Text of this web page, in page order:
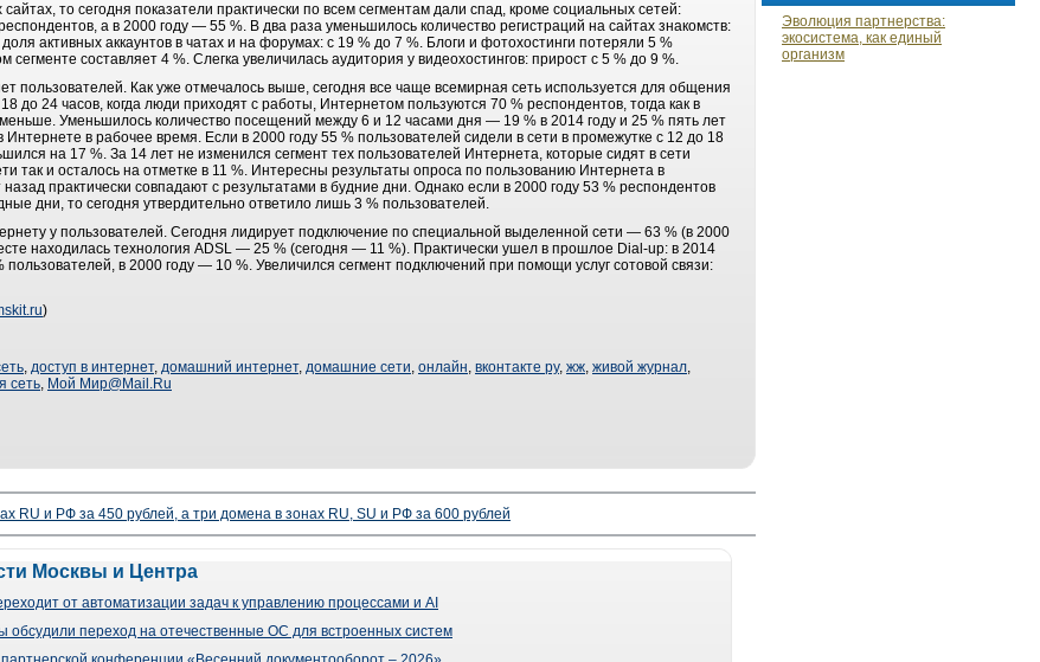
Эволюция партнерства:
экосистема, как единый
организм
то сегодня показатели практически по всем сегментам дали спад, кроме социальных сетей:
а в 2000 году — 55 %. В два раза уменьшилось количество регистраций на сайтах знакомств:
активных аккаунтов в чатах и на форумах: с 19 % до 7 %. Блоги и фотохостинги потеряли 5 %
сегменте составляет 4 %. Слегка увеличилась аудитория у видеохостингов: прирост с 5 % до 9 %.
пользователей. Как уже отмечалось выше, сегодня все чаще всемирная сеть используется для общения
до 24 часов, когда люди приходят с работы, Интернетом пользуются 70 % респондентов, тогда как в
Уменьшилось количество посещений между 6 и 12 часами дня — 19 % в 2014 году и 25 % пять лет
в рабочее время. Если в 2000 году 55 % пользователей сидели в сети в промежутке с 12 до 18
на 17 %. За 14 лет не изменился сегмент тех пользователей Интернета, которые сидят в сети
так и осталось на отметке в 11 %. Интересны результаты опроса по пользованию Интернета в
практически совпадают с результатами в будние дни. Однако если в 2000 году 53 % респондентов
дни, то сегодня утвердительно ответило лишь 3 % пользователей.
у пользователей. Сегодня лидирует подключение по специальной выделенной сети — 63 % (в 2000
находилась технология ADSL — 25 % (сегодня — 11 %). Практически ушел в прошлое Dial-up: в 2014
пользователей, в 2000 году — 10 %. Увеличился сегмент подключений при помощи услуг сотовой связи:
)
, доступ в интернет, домашний интернет, домашние сети, онлайн, вконтакте ру, жж, живой журнал,
сеть, Мой Мир@Mail.Ru
RU и РФ за 450 рублей, а три домена в зонах RU, SU и РФ за 600 рублей
Москвы и Центра
от автоматизации задач к управлению процессами и AI
обсудили переход на отечественные ОС для встроенных систем